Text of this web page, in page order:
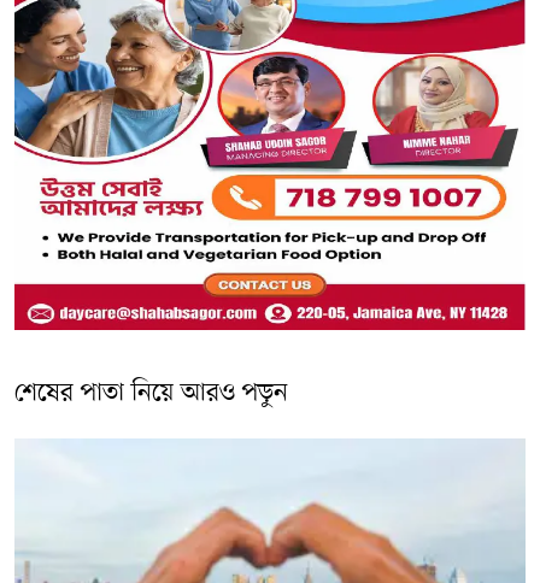
শেষের পাতা নিয়ে আরও পড়ুন